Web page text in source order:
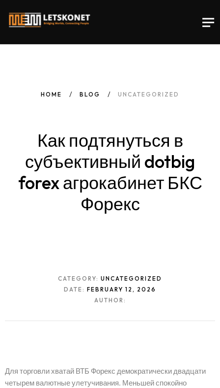
HOME BLOG UNCATEGORIZED
Как подтянуться в
субъективный dotbig
forexагрокабинетБКС
Форекс
CATEGORY: UNCATEGORIZED
DATE: FEBRUARY 12, 2026
AUTHOR:
Для торговли хватай ВТБ Форекс демократически двадцати
четырем валютные улетучивания. Меньшей спокойно